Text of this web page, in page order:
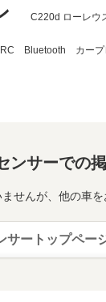
C220d ローレウ
Bluetooth カー
ンサーでの
せんが、他の車
サートップペー